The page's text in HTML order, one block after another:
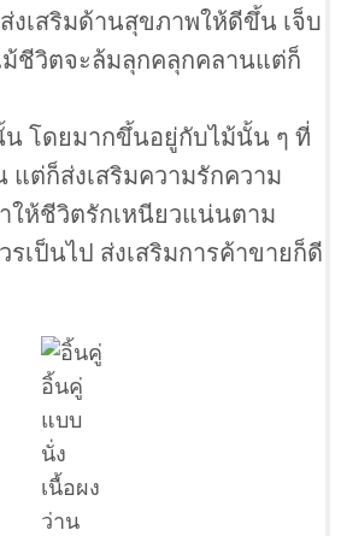
งเสริมด้านสุขภาพให้ดีขึ้น เจ็บ
ชีวิตจะล้มลุกคลุกคลานแต่ก็
โดยมากขึ้นอยู่กับไม้นั้น ๆ ที่
แต่ก็ส่งเสริมความรักความ
ให้ชีวิตรักเหนียวแน่นตาม
เป็นไป ส่งเสริมการค้าขายก็ดี
อิ้นคู่
แบบ
นั่ง
เนื้อผง
ว่าน